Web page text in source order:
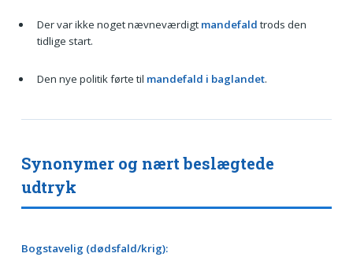
Der var ikke noget nævneværdigt mandefald trods den
tidlige start.
Den nye politik førte til mandefald i baglandet.
Synonymer og nært beslægtede
udtryk
Bogstavelig (dødsfald/krig):